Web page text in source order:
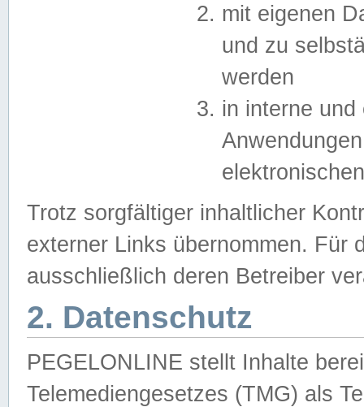
mit eigenen
und zu
werden
in interne
Trotz sorgfältiger inhaltlicher
externer Links übernommen. Für
ausschließlich deren Betreiber
2. Datenschutz
PEGELONLINE stellt Inhalte
Telemediengesetzes (TMG) als